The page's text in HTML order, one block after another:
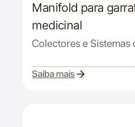
Manifold para
medicinal
Colectores e Sistemas
Saiba mais